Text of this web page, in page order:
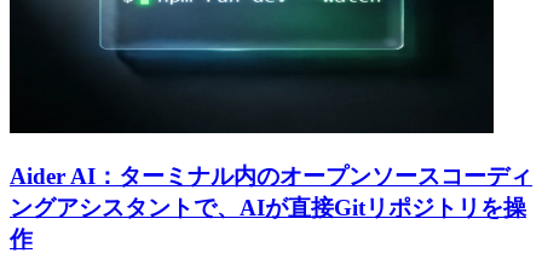
Aider AI：ターミナル内のオープンソースコーディ
ングアシスタントで、AIが直接Gitリポジトリを操
作